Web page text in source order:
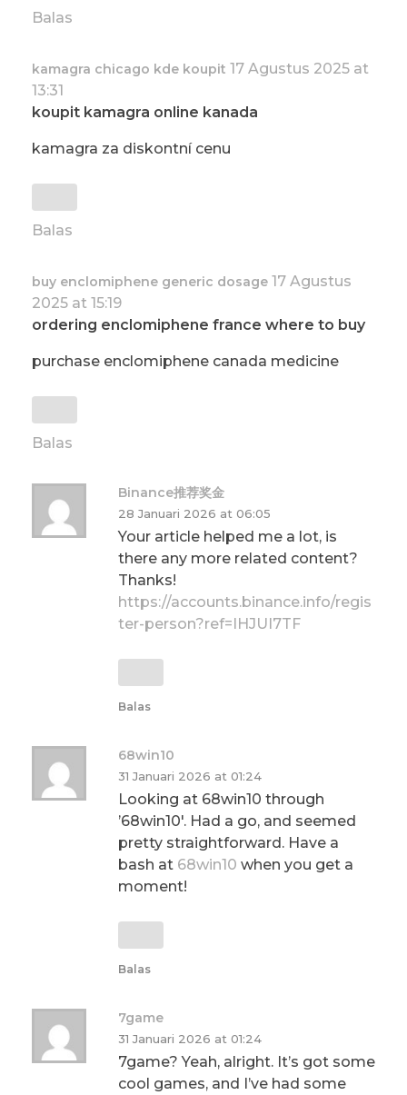
Balas
kamagra chicago kde koupit 17 Agustus 2025 at
13:31
koupit kamagra online kanada
kamagra za diskontní cenu
Balas
buy enclomiphene generic dosage 17 Agustus
2025 at 15:19
ordering enclomiphene france where to buy
purchase enclomiphene canada medicine
Balas
Binance推荐奖金
28 Januari 2026 at 06:05
Your article helped me a lot, is
there any more related content?
Thanks!
https://accounts.binance.info/regis
ter-person?ref=IHJUI7TF
Balas
68win10
31 Januari 2026 at 01:24
Looking at 68win10 through
’68win10′. Had a go, and seemed
pretty straightforward. Have a
bash at 68win10 when you get a
moment!
Balas
7game
31 Januari 2026 at 01:24
7game? Yeah, alright. It’s got some
cool games, and I’ve had some